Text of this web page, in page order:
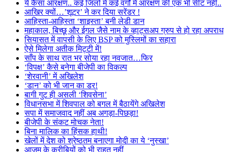
ये कैसा आरक्षण.. कई जिलों में कई वर्गों में आरक्षण की एक भी सीट नहीं..
आखिर क्यों…’शूटर’ ने कर दिया सरेंडर !
आहिस्ता-आहिस्ता ‘शाइस्ता’ बनी लेडी डान
महाकाल, बिच्छू और ईगल जैसे नाम के व्हाट्सअप ग्रुप से हो रहा अपराध
सियासत में वापसी के लिए BSP को मुस्लिमों का सहारा
ऐसे मिलेगा अतीक मिट्टी में!
साँप के साथ रात भर सोया रहा नवजात…फिर
‘विपक्ष’ कैसे बनेगा बीजेपी का विकल्प
‘शेरवानी’ में अखिलेश
‘डान’ को भी जान का डर!
बागी गुट ही असली ‘शिवसेना’
विधानसभा में शिवपाल को बगल में बैठायेंगे अखिलेश
सपा में समाजवाद नहीं अब अगड़ा-पिछड़ा!
बीजेपी के संकट मोचक नेता!
बिना मालिक का हिंसक हाथी!
खेलों में देश को श्रेष्ठतम बनाएगा मोदी का ये ‘नुस्खा’
आजम के करीबियों को भी राहत नहीं